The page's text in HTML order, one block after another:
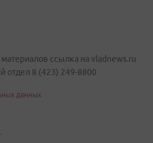
ссылка на vladnews.ru
отдел 8 (423) 249-8800
данных